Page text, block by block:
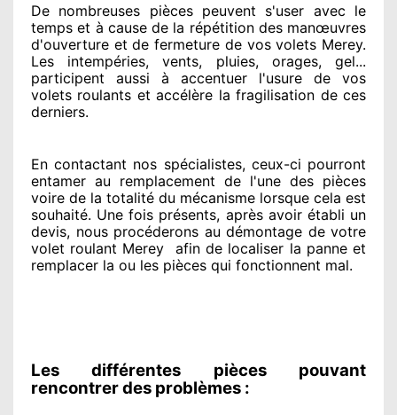
De nombreuses pièces peuvent s'user avec le
temps et à causede la répétition des manœuvres
d'ouverture et de fermeture de vos volets Merey.
Les intempéries, vents, pluies, orages, gel...
participent aussi à accentuer l'usure de vos
volets roulants et accélère la fragilisation de ces
derniers.
En contactant nos spécialistes, ceux-ci pourront
entamer au remplacement de l'une des pièces
voire de la totalité du mécanisme lorsque cela est
souhaité. Une fois présents, après avoir établi un
devis, nous procéderons au démontage de votre
volet roulant Merey
afin de localiser la panne et
remplacer la ou les pièces qui fonctionnent mal.
Les différentes pièces pouvant
rencontrer des problèmes :